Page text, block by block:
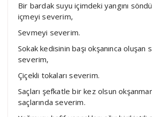
Bir bardak suyu içimdeki yangını
içmeyi severim,
Sevmeyi severim.
Sokak kedisinin başı okşanınca oluşan
severim,
Çiçekli tokaları severim.
Saçları şefkatle bir kez olsun
saçlarında severim.